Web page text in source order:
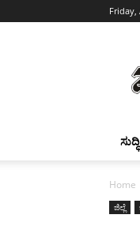
Friday,
ಸುದ್ಧಿ
Home
ಜಿಲ್ಲೆ